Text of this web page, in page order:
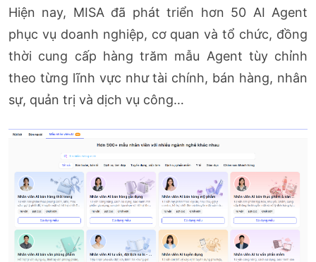
Hiện nay, MISA đã phát triển hơn 50 AI Agent
phục vụ doanh nghiệp, cơ quan và tổ chức, đồng
thời cung cấp hàng trăm mẫu Agent tùy chỉnh
theo từng lĩnh vực như tài chính, bán hàng, nhân
sự, quản trị và dịch vụ công…